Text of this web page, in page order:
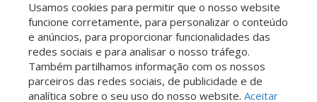
Descomplicado por:
Usamos cookies para permitir que o nosso website
funcione corretamente, para personalizar o conteúdo
e anúncios, para proporcionar funcionalidades das
redes sociais e para analisar o nosso tráfego.
Também partilhamos informação com os nossos
parceiros das redes sociais, de publicidade e de
analítica sobre o seu uso do nosso website. Aceitar